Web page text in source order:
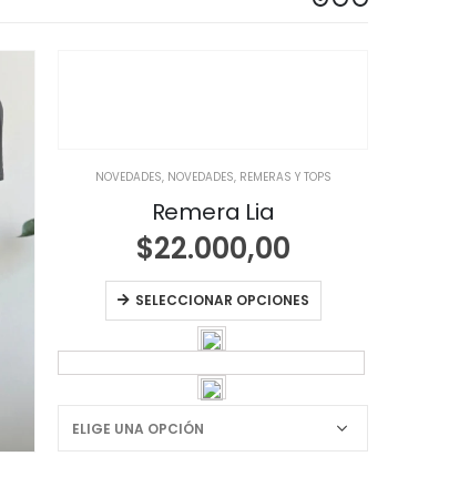
NOVEDADES, NOVEDADES, REMERAS Y TOPS
Remera Lia
$22.000,00
SELECCIONAR OPCIONES